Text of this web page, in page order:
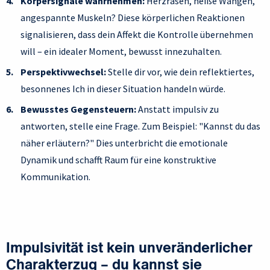
angespannte Muskeln? Diese körperlichen Reaktionen
signalisieren, dass dein Affekt die Kontrolle übernehmen
will – ein idealer Moment, bewusst innezuhalten.
Perspektivwechsel:Stelle dir vor, wie dein reflektiertes,
besonnenes Ich in dieser Situation handeln würde.
Bewusstes Gegensteuern:Anstatt impulsiv zu
antworten, stelle eine Frage. Zum Beispiel: "Kannst du das
näher erläutern?" Dies unterbricht die emotionale
Dynamik und schafft Raum für eine konstruktive
Kommunikation.
Impulsivität ist kein unveränderlicher
Charakterzug – du kannst sie